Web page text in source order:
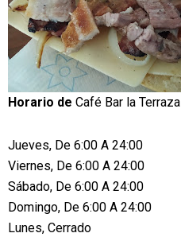
Horario de Café Bar la Terraza
Jueves, De 6:00 A 24:00
Viernes, De 6:00 A 24:00
Sábado, De 6:00 A 24:00
Domingo, De 6:00 A 24:00
Lunes, Cerrado